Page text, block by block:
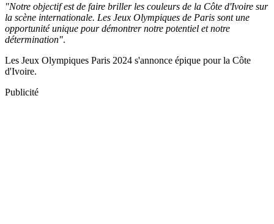
"Notre objectif est de faire briller les couleurs de la Côte d'Ivoire sur
la scène internationale. Les Jeux Olympiques de Paris sont une
opportunité unique pour démontrer notre potentiel et notre
détermination".
Les Jeux Olympiques Paris 2024 s'annonce épique pour la Côte
d'Ivoire.
Publicité